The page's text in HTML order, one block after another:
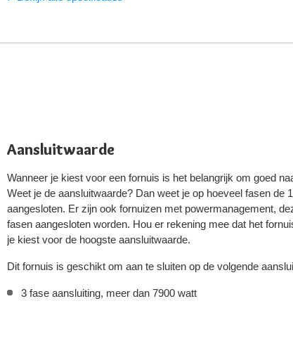
Aansluitwaarde
Wanneer je kiest voor een fornuis is het belangrijk om goed
Weet je de aansluitwaarde? Dan weet je op hoeveel fasen de
aangesloten. Er zijn ook fornuizen met powermanagement,
fasen aangesloten worden. Hou er rekening mee dat het
je kiest voor de hoogste aansluitwaarde.
Dit fornuis is geschikt om aan te sluiten op de volgende
3 fase aansluiting, meer dan 7900 watt